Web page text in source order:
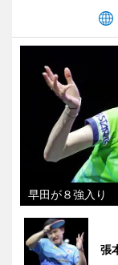
早田が８強入り
張